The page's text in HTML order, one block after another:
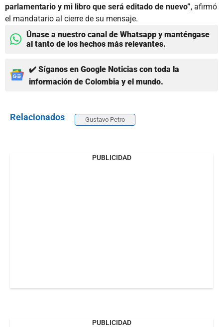
parlamentario y mi libro que será editado de nuevo”, afirmó
el mandatario al cierre de su mensaje.
Únase a nuestro canal de Whatsapp y manténgase
al tanto de los hechos más relevantes.
✔️ Síganos en Google Noticias con toda la
información de Colombia y el mundo.
Relacionados Gustavo Petro
PUBLICIDAD
PUBLICIDAD